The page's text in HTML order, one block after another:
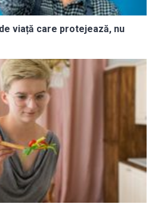
viață care protejează, nu